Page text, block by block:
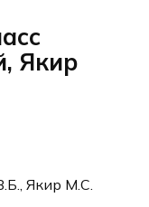
Якир
Якир М.С.